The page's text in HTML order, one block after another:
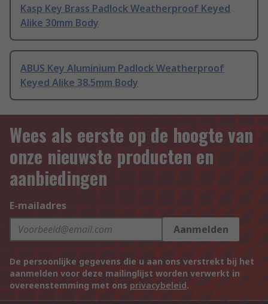
Kasp Key Brass Padlock Weatherproof Keyed
Alike 30mm Body
ABUS Key Aluminium Padlock Weatherproof
Keyed Alike 38.5mm Body
Wees als eerste op de hoogte van
onze nieuwste producten en
aanbiedingen
E-mailadres
Aanmelden
De persoonlijke gegevens die u aan ons verstrekt bij het
aanmelden voor deze mailinglijst worden verwerkt in
overeenstemming met ons privacybeleid.